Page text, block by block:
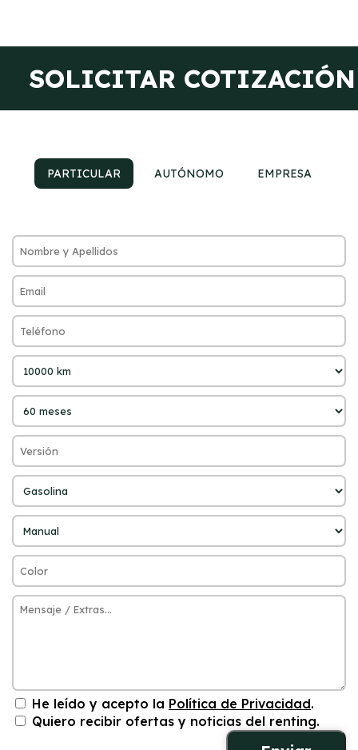
SOLICITAR COTIZACIÓN
PARTICULAR AUTÓNOMO EMPRESA
He leído y acepto la Política de Privacidad.
Quiero recibir ofertas y noticias del renting.